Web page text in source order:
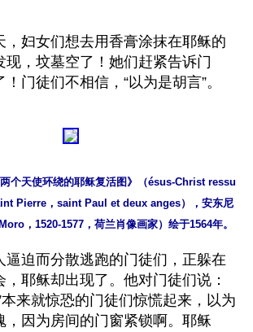
，妇女们想去用香膏涂抹在耶稣的
现，坟墓空了！她们赶紧告诉门
两个天使环绕的耶稣复活图》（ésus-Christ ressu
Pierre，saint Paul et deux anges），安东尼
，1520-1577，荷兰肖像画家）绘于1564年。
逼迫而分散逃跑的门徒们，正躲在
耶稣却出现了。他对门徒们说：
本来就惊恐的门徒们惊慌起来，以为
，因为房间的门窗紧锁啊。耶稣